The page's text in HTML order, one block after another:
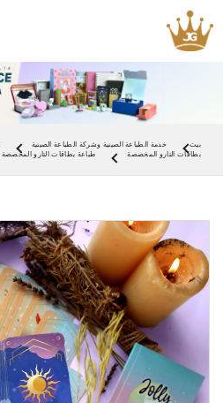
بيت خدمة الطباعة الصينية وشركة الطباعة الصينية
بطاقات التارو المخصصة
طباعة بطاقات التارو المخصصة